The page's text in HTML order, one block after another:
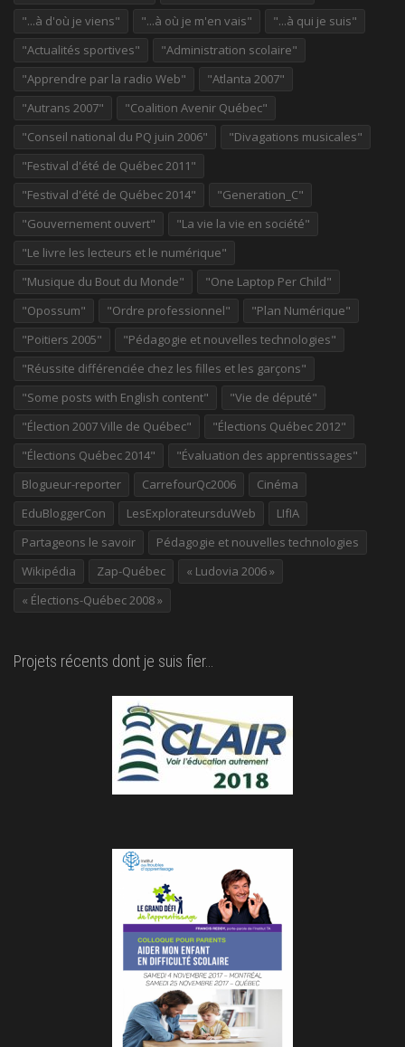
"...à d'où je viens"
"...à où je m'en vais"
"...à qui je suis"
"Actualités sportives"
"Administration scolaire"
"Apprendre par la radio Web"
"Atlanta 2007"
"Autrans 2007"
"Coalition Avenir Québec"
"Conseil national du PQ juin 2006"
"Divagations musicales"
"Festival d'été de Québec 2011"
"Festival d'été de Québec 2014"
"Generation_C"
"Gouvernement ouvert"
"La vie la vie en société"
"Le livre les lecteurs et le numérique"
"Musique du Bout du Monde"
"One Laptop Per Child"
"Opossum"
"Ordre professionnel"
"Plan Numérique"
"Poitiers 2005"
"Pédagogie et nouvelles technologies"
"Réussite différenciée chez les filles et les garçons"
"Some posts with English content"
"Vie de député"
"Élection 2007 Ville de Québec"
"Élections Québec 2012"
"Élections Québec 2014"
"Évaluation des apprentissages"
Blogueur-reporter
CarrefourQc2006
Cinéma
EduBloggerCon
LesExplorateursduWeb
LIfIA
Partageons le savoir
Pédagogie et nouvelles technologies
Wikipédia
Zap-Québec
« Ludovia 2006 »
« Élections-Québec 2008 »
Projets récents dont je suis fier…